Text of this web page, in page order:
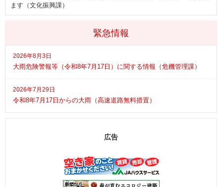
緊急情報
2026年8月3日
大雨危険警報等（令和8年7月17日）に関する情報（危機管理課）
2026年7月29日
令和8年7月17日からの大雨（高速道路無料措置）
ます（文化振興課）
広告